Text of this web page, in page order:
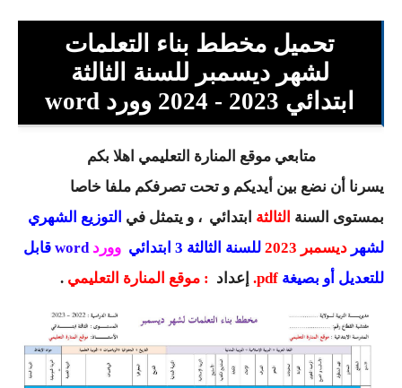
السنة الرابعة ابتدائي
السنة الخامسة ابتدائي
شهادة التعليم الابتدائي
تزيين القسم
التعليم المتوسط
السنة الاولى متوسط
السنة الثانية متوسط
السنة الثالثة متوسط
السنة الرابعة متوسط
تحميل مخطط بناء التعلمات
لشهر ديسمبر للسنة الثالثة
ابتدائي 2023 - 2024 وورد word
متابعي موقع المنارة التعليمي اهلا بكم
يسرنا أن نضع بين أيديكم و تحت تصرفكم ملفا خاصا
بمستوى السنة الثالثة ابتدائي ، و يتمثل في التوزيع الشهري
لشهر ديسمبر 2023 للسنة الثالثة 3 ابتدائي ووردword قابل
للتعديل أو بصيغة
. إعداد : موقع المنارة التعليمي .